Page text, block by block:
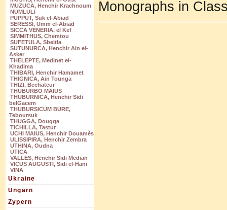
MUZUCA, Henchir Krachnoum
NUMLULI
PUPPUT, Suk el-Abiad
SERESSI, Umm el-Abiad
SICCA VENERIA, el Kef
SIMMITHUS, Chemtou
SUFETULA, Sbeitla
SUTUNURCA, Henchir Ain el-
Asker
THELEPTE, Medinet el-
Khadima
THIBARI, Henchir Hamamet
THIGNICA, Ain Tounga
THIZI, Bechateur
THUBURBO MAIUS
THUBURNICA, Henchir Sidi
belGacem
THUBURSICUM BURE,
Teboursuk
THUGGA, Dougga
TICHILLA, Tastur
UCHI MAIUS, Henchir Douamès
ULISSIPIRA, Henchir Zembra
UTHINA, Oudna
UTICA
VALLES, Henchir Sidi Median
VICUS AUGUSTI, Sidi el-Hani
VINA
Ukraine
Ungarn
Zypern
Monographs in